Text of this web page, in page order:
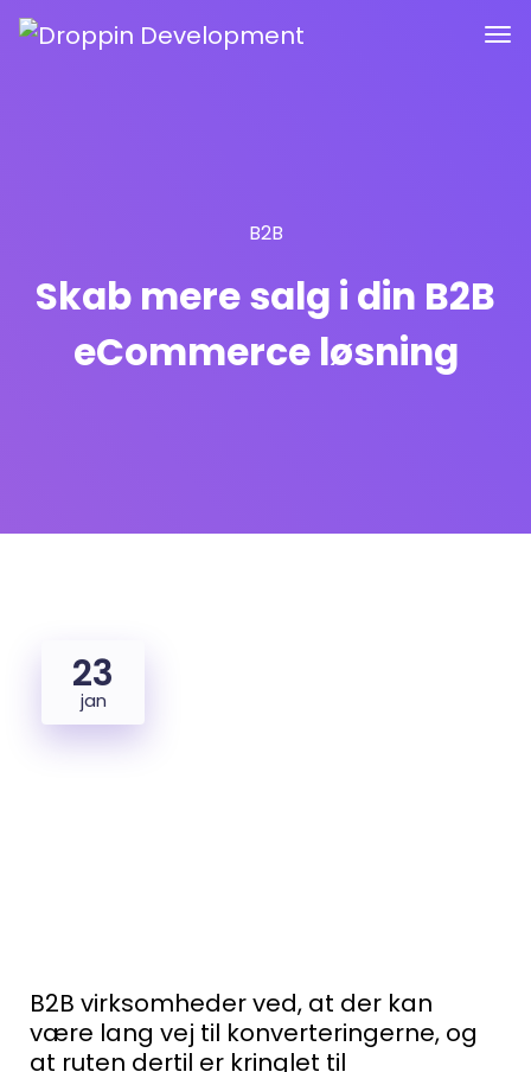
B2B
Skab mere salg i din B2B
eCommerce løsning
23
jan
B2B virksomheder ved, at der kan
være lang vej til konverteringerne, og
at ruten dertil er kringlet til